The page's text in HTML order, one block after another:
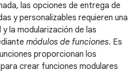
las opciones de entrega de
y personalizables requieren una
la modularización de las
módulos de funciones. Es
proporcionan los
crear funciones modulares